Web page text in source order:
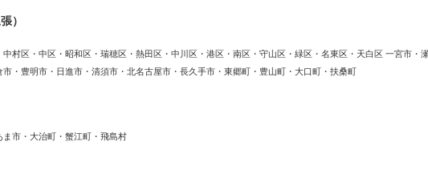
）
村区・中区・昭和区・瑞穂区・熱田区・中川区・港区・南区・守山区・緑区・名東区・天白区 一宮市・
・豊明市・日進市・清須市・北名古屋市・長久手市・東郷町・豊山町・大口町・扶桑町
市・大治町・蟹江町・飛島村